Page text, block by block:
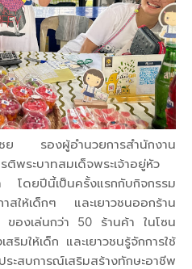
ย รองผู้อำนวยการสำนักงาน
พระบาทสมเด็จพระเจ้าอยู่หัว
ดยปีนี้เป็นครั้งแรกกับกิจกรรม
สให้เด็กๆ และเยาวชนออกร้าน
องเล่นกว่า 50 ร้านค้า ในโซน
มให้เด็ก และเยาวชนรู้จักการใช้
ระสบการณ์เสริมสร้างทักษะอาชีพ